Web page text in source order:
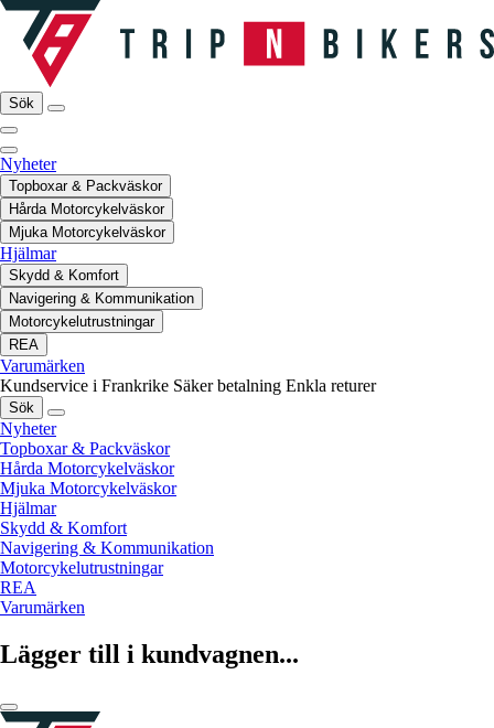
Sök
Nyheter
Topboxar & Packväskor
Hårda Motorcykelväskor
Mjuka Motorcykelväskor
Hjälmar
Skydd & Komfort
Navigering & Kommunikation
Motorcykelutrustningar
REA
Varumärken
Kundservice i Frankrike Säker betalning Enkla returer
Sök
Nyheter
Topboxar & Packväskor
Hårda Motorcykelväskor
Mjuka Motorcykelväskor
Hjälmar
Skydd & Komfort
Navigering & Kommunikation
Motorcykelutrustningar
REA
Varumärken
Lägger till i kundvagnen...